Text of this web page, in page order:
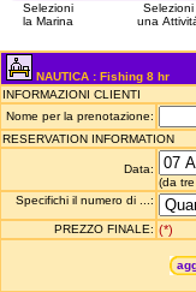
Selezioni
la Marina
Selezioni
una
NAUTICA : Fishing 8 hr
INFORMAZIONI CLIENTI
Nome per la prenotazione:
RESERVATION INFORMATION
Data:
(da
Specifichi il numero di ...:
PREZZO FINALE: (*)